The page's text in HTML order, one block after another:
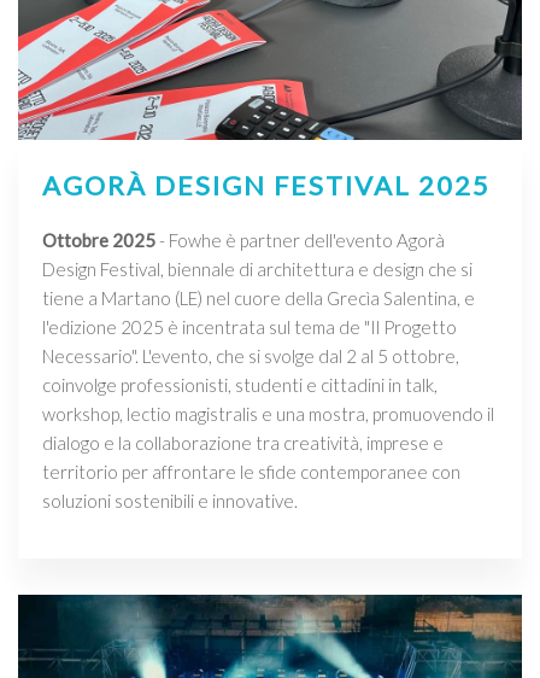
AGORÀ DESIGN FESTIVAL 2025
Ottobre 2025- Fowhe è partner dell'evento Agorà
Design Festival, biennale di architettura e design che si
tiene a Martano (LE) nel cuore della Grecìa Salentina, e
l'edizione 2025 è incentrata sul tema de "Il Progetto
Necessario". L'evento, che si svolge dal 2 al 5 ottobre,
coinvolge professionisti, studenti e cittadini in talk,
workshop, lectio magistralis e una mostra, promuovendo il
dialogo e la collaborazione tra creatività, imprese e
territorio per affrontare le sfide contemporanee con
soluzioni sostenibili e innovative.